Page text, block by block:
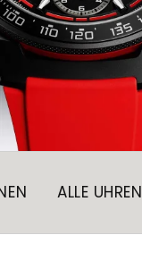
ALLE UHREN